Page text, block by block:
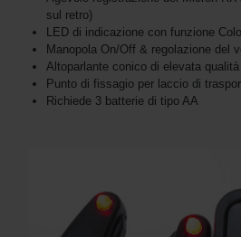
sul retro)
LED di indicazione con funzione
Manopola On/Off & regolazione del
Altoparlante conico di elevata qualità
Punto di fissagio per laccio di
Richiede 3 batterie di tipo AA